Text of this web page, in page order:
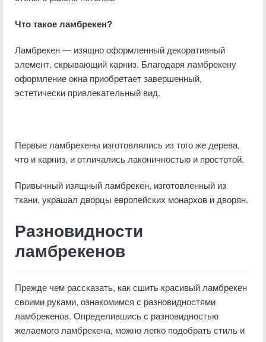
Что такое ламбрекен?
Ламбрекен — изящно оформленный декоративный
элемент, скрывающий карниз. Благодаря ламбрекену
оформление окна приобретает завершенный,
эстетически привлекательный вид.
Первые ламбрекены изготовлялись из того же дерева,
что и карниз, и отличались лаконичностью и простотой.
Привычный изящный ламбрекен, изготовленный из
ткани, украшал дворцы европейских монархов и дворян.
Разновидности
ламбрекенов
Прежде чем рассказать, как сшить красивый ламбрекен
своими руками, ознакомимся с разновидностями
ламбрекенов. Определившись с разновидностью
желаемого ламбрекена, можно легко подобрать стиль и